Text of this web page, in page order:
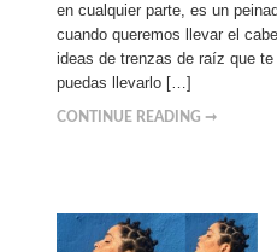
en cualquier parte, es un
cuando queremos llevar el
ideas de trenzas de raíz que
puedas llevarlo […]
CONTINUE READING ➞